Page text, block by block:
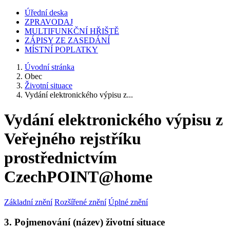
Úřední deska
ZPRAVODAJ
MULTIFUNKČNÍ HŘIŠTĚ
ZÁPISY ZE ZASEDÁNÍ
MÍSTNÍ POPLATKY
Úvodní stránka
Obec
Životní situace
Vydání elektronického výpisu z...
Vydání elektronického výpisu z
Veřejného rejstříku
prostřednictvím
CzechPOINT@home
Základní znění Rozšířené znění Úplné znění
3. Pojmenování (název) životní situace